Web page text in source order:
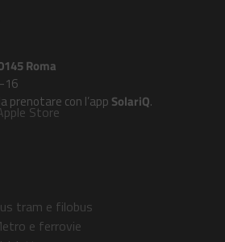
Roma
16
prenotare con l’app SolariQ.
Store
tram e filobus
e ferrovie